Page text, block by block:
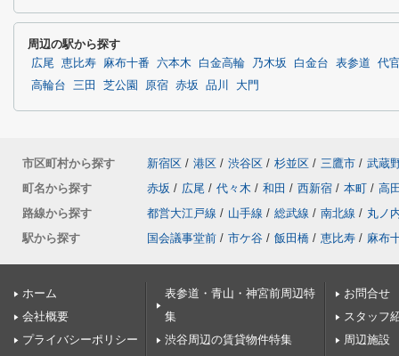
周辺の駅から探す
広尾 恵比寿 麻布十番 六本木 白金高輪 乃木坂 白金台 表参道
代
高輪台
三田 芝公園 原宿 赤坂 品川 大門
市区町村から探す 新宿区 / 港区 / 渋谷区 / 杉並区 / 三鷹市 / 武蔵
町名から探す
赤坂 / 広尾 / 代々木 / 和田 / 西新宿 / 本町 / 高
路線から探す
都営大江戸線 / 山手線 / 総武線 / 南北線 / 丸ノ
駅から探す
国会議事堂前 / 市ケ谷 / 飯田橋 / 恵比寿 / 麻布
ホーム
会社概要
プライバシーポリシー
表参道・青山・神宮前周辺特
集
渋谷周辺の賃貸物件特集
お問合せ
スタッフ
周辺施設